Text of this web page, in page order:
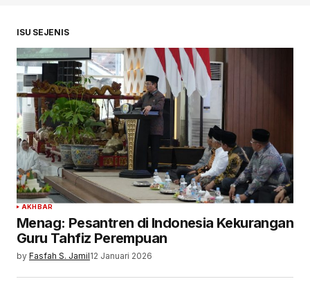
ISU SEJENIS
AKHBAR
Menag: Pesantren di Indonesia Kekurangan
Guru Tahfiz Perempuan
by Fasfah S. Jamil12 Januari 2026